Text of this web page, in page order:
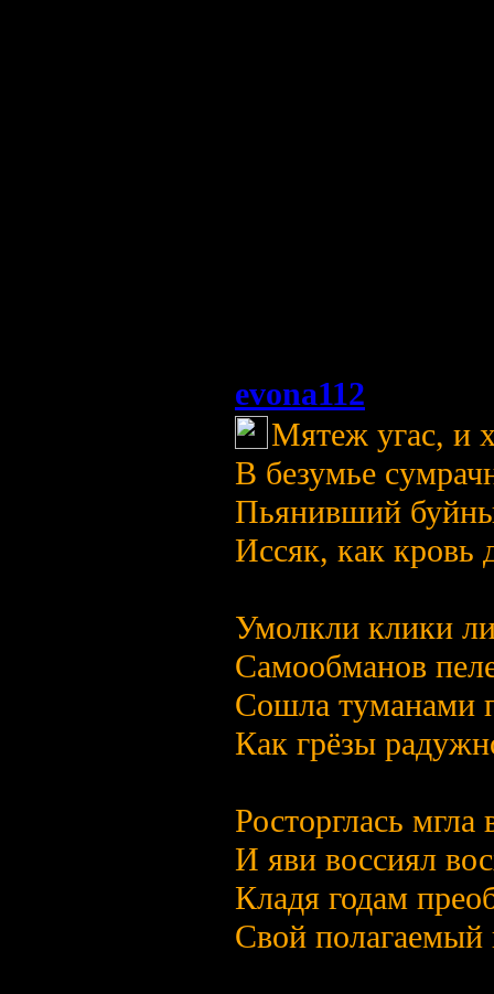
evona112
Мятеж угас, и
В безумье
Пьянивший
Иссяк, как кровь
Умолкли клики
Самообманов
Сошла туманами
Как грёзы
Росторглась
И яви воссиял
Кладя годам
Свой полагаемый